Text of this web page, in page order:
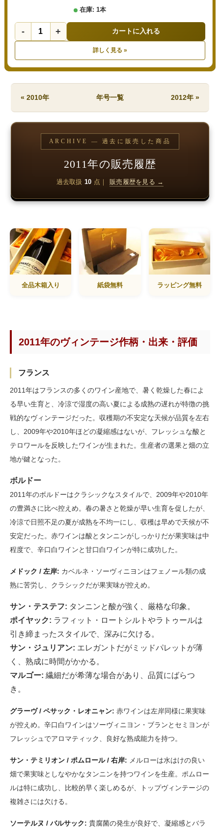
在庫: 1本
- + カートに入れる
詳しく見る »
« 2010年 年号一覧 2012年 »
ARCHIVE — 過去に販売した商品
2011年の販売履歴
過去取扱 10 点｜ 販売履歴を見る →
全品木箱入り 紙袋無料 ラッピング無料
2011年のヴィンテージ作柄・出来・評価
フランス
2011年はフランスの多くのワイン産地で、暑く乾燥した春によ
る早い生育と、冷涼で湿度の高い夏による成熟の遅れが特徴の挑
戦的なヴィンテージだった。収穫期の不安定な天候が品質を左右
し、2009年や2010年ほどの凝縮感はないが、フレッシュな酸と
テロワールを反映したワインが生まれた。生産者の選果と畑の立
地が鍵となった。
ボルドー
2011年のボルドーはクラシックなスタイルで、2009年や2010年
の豊満さに比べ控えめ。春の暑さと乾燥が早い生育を促したが、
冷涼で日照不足の夏が成熟を不均一にし、収穫は早めで天候が不
安定だった。赤ワインは酸とタンニンがしっかりだが果実味は中
程度で、辛口白ワインと甘口白ワインが特に成功した。
メドック / 左岸: カベルネ・ソーヴィニヨンはフェノール類の成
熟に苦労し、クラシックだが果実味が控えめ。
サン・テステフ: タンニンと酸が強く、厳格な印象。
ポイヤック: ラフィット・ロートシルトやラトゥールは
引き締まったスタイルで、深みに欠ける。
サン・ジュリアン: エレガントだがミッドパレットが薄
く、熟成に時間がかかる。
マルゴー: 繊細だが希薄な場合があり、品質にばらつ
き。
グラーヴ / ペサック・レオニャン: 赤ワインは左岸同様に果実味
が控えめ。辛口白ワインはソーヴィニヨン・ブランとセミヨンが
フレッシュでアロマティック、良好な熟成能力を持つ。
サン・テミリオン / ポムロール / 右岸: メルローは水はけの良い
畑で果実味としなやかなタンニンを持つワインを生産。ポムロー
ルは特に成功し、比較的早く楽しめるが、トップヴィンテージの
複雑さには欠ける。
ソーテルヌ / バルサック: 貴腐菌の発生が良好で、凝縮感とバラ